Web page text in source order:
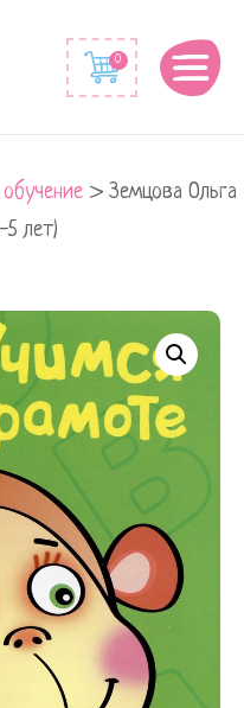
0
> Земцова Ольга
лет)